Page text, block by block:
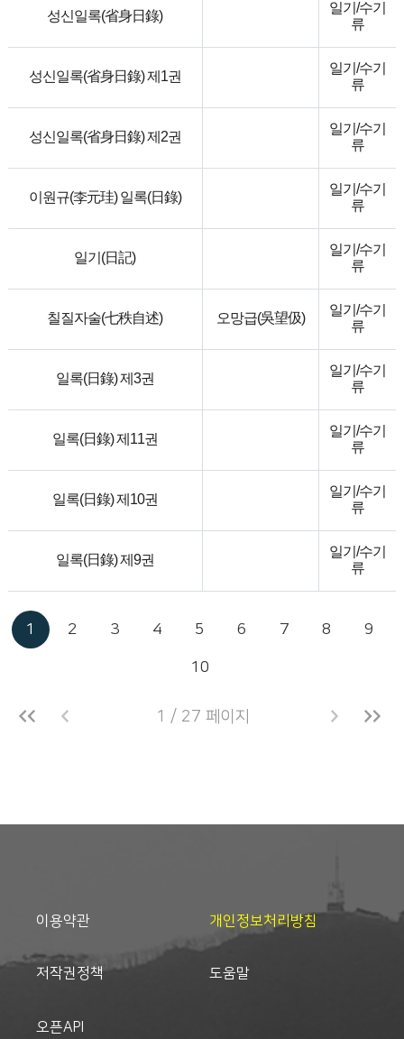
성신일록(省身日錄)
일기/수기
류
성신일록(省身日錄) 제1권
일기/수기
류
성신일록(省身日錄) 제2권
일기/수기
류
이원규(李元珪) 일록(日錄)
일기/수기
류
일기(日記)
일기/수기
류
칠질자술(七秩自述) 오망급(吳望伋)
일기/수기
류
일록(日錄) 제3권
일기/수기
류
일록(日錄) 제11권
일기/수기
류
일록(日錄) 제10권
일기/수기
류
일록(日錄) 제9권
일기/수기
류
1 2 3 4 5 6 7 8 9
10
1 / 27 페이지
이용약관 개인정보처리방침
저작권정책 도움말
오픈API